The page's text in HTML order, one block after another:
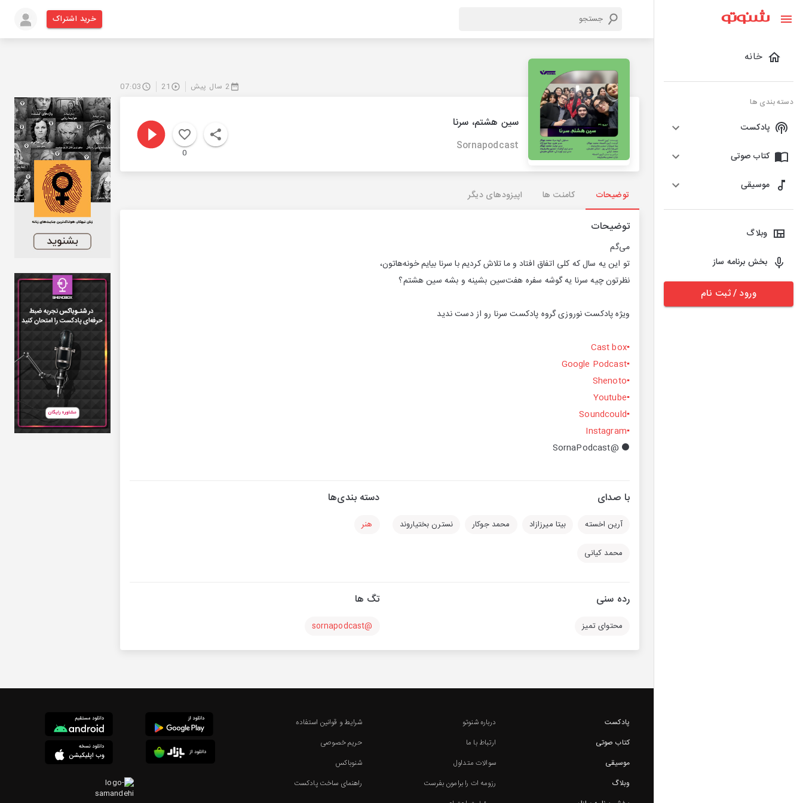
خانه
دسته بندی ها
پادکست
کتاب صوتی
موسیقی
وبلاگ
بخش برنامه ساز
ورود / ثبت نام
خرید اشتراک
2 سال پیش 21
07:03
سین هشتم، سرنا
Sornapodcast
0
توضیحات کامنت ها اپیزودهای دیگر
توضیحات
می‌گم
تو این یه سال که کلی اتفاق افتاد و ما تلاش کردیم با سرنا بیایم خونه‌هاتون،
نظرتون چیه سرنا یه گوشه سفره هفت‌سین بشینه و بشه سین هشتم؟
ویژه پادکست نوروزی گروه پادکست سرنا رو از دست ندید
▪️
Cast box
▪️Google Podcast
▪️Shenoto
▪️Youtube
▪️Soundcould
▪️Instagram
⚫️ @SornaPodcast
با صدای
آرین اخسته بیتا میرزازاد محمد جوکار نسترن بختیاروند
محمد کیانی
دسته بندی‌ها
هنر
رده سنی
محتوای تمیز
تگ ها
@sornapodcast
پادکست
کتاب صوتی
موسیقی
وبلاگ
درباره شنوتو
ارتباط با ما
سوالات متداول
رزومه ات را برامون بفرست
شرایط و قوانین استفاده
حریم خصوصی
شنوباکس
راهنمای ساخت پادکست